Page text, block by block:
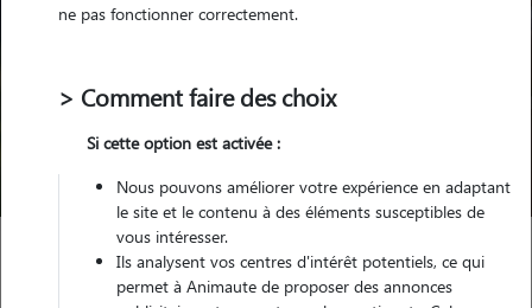
Pour quel animal ?
Trouver mon Pet Sitter
Garde animaux France Grand-Est Moselle Manom
ne pas fonctionner correctement.
> Comment faire des choix
Si cette option est activée :
Nous pouvons améliorer votre expérience en adaptant
le site et le contenu à des éléments susceptibles de
vous intéresser.
Ils analysent vos centres d'intérêt potentiels, ce qui
permet à Animaute de proposer des annonces